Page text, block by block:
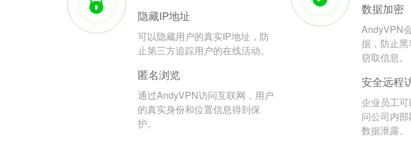
隐藏IP地址
可以隐藏用户的真实IP地址，防
止第三方追踪用户的在线活动。
匿名浏览
通过AndyVPN访问互联网，用户
的真实身份和位置信息得到保
护。
数据加密
AndyVPN
据，防止
窃取信息。
安全远程
企业员工
问公司内
数据泄露。